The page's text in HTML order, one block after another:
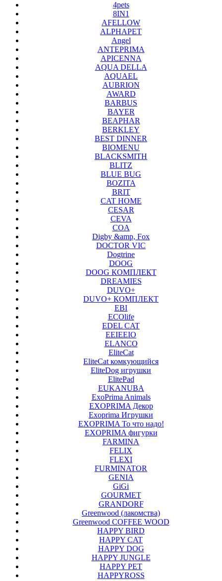
4pets
8IN1
AFELLOW
ALPHAPET
Angel
ANTEPRIMA
APICENNA
AQUA DELLA
AQUAEL
AUBRION
AWARD
BARBUS
BAYER
BEAPHAR
BERKLEY
BEST DINNER
BIOMENU
BLACKSMITH
BLITZ
BLUE BUG
BOZITA
BRIT
CAT HOME
CESAR
CEVA
COA
Digby &amp, Fox
DOCTOR VIC
Dogtrine
DOOG
DOOG КОМПЛЕКТ
DREAMIES
DUVO+
DUVO+ КОМПЛЕКТ
EBI
ECOlife
EDEL CAT
EEIEEIO
ELANCO
EliteCat
EliteCat комкующийся
EliteDog игрушки
ElitePad
EUKANUBA
ExoPrima Animals
EXOPRIMA Декор
Exoprima Игрушки
EXOPRIMA То что надо!
EXOPRIMA фигурки
FARMINA
FELIX
FLEXI
FURMINATOR
GENIA
GiGi
GOURMET
GRANDORF
Greenwood (лакомства)
Greenwood COFFEE WOOD
HAPPY BIRD
HAPPY CAT
HAPPY DOG
HAPPY JUNGLE
HAPPY PET
HAPPYROSS